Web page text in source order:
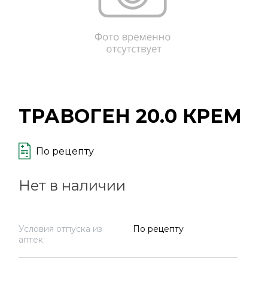
ТРАВОГЕН 20.0 КРЕМ
По рецепту
Нет в наличии
Условия отпуска из
аптек:
По рецепту